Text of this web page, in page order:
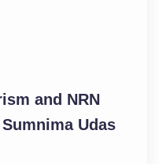
and NRN
Udas